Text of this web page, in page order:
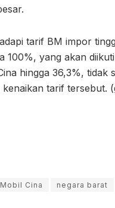
tarif BM impor
100%, yang akan
hingga 36,3%, tidak
tarif tersebut.
Mobil Cina negara barat